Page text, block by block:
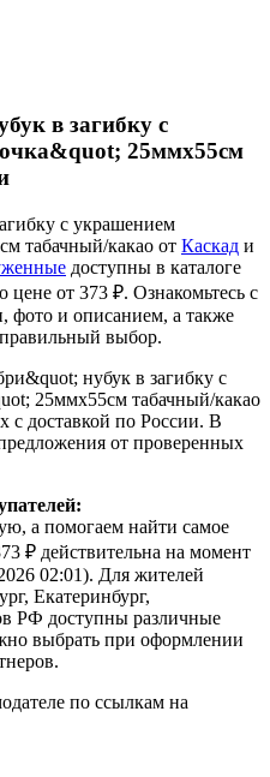
в загибку с
25ммх55см
с украшением
табачный/какао от Каскад и
доступны в каталоге
цене от 373 ₽. Ознакомьтесь с
фото и описанием, а также
выбор.
нубук в загибку с
25ммх55см табачный/какао
с доставкой по России. В
от проверенных
а помогаем найти самое
₽ действительна на момент
02:01). Для жителей
Екатеринбург,
РФ доступны различные
выбрать при оформлении
по ссылкам на